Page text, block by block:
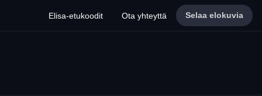
Elisa-etukoodit Ota yhteyttä Selaa elokuvia